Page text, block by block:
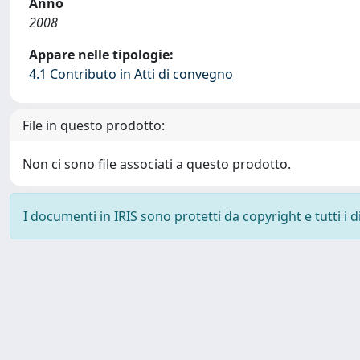
2008
Appare nelle tipologie:
4.1 Contributo in Atti di convegno
File in questo prodotto:
Non ci sono file associati a questo prodotto.
I documenti in IRIS sono protetti da copyright e tutti i